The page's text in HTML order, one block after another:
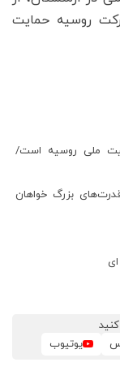
روسیه حمایت
ملی روسیه است/
بزرگ خواهان
یوتیوب